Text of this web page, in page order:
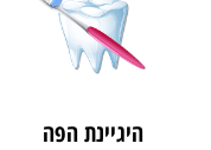
היגיינת הפה